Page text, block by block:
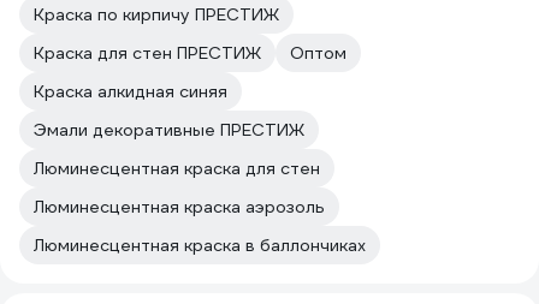
Краска по кирпичу ПРЕСТИЖ
Краска для стен ПРЕСТИЖ
Оптом
Краска алкидная синяя
Эмали декоративные ПРЕСТИЖ
Люминесцентная краска для стен
Люминесцентная краска аэрозоль
Люминесцентная краска в баллончиках